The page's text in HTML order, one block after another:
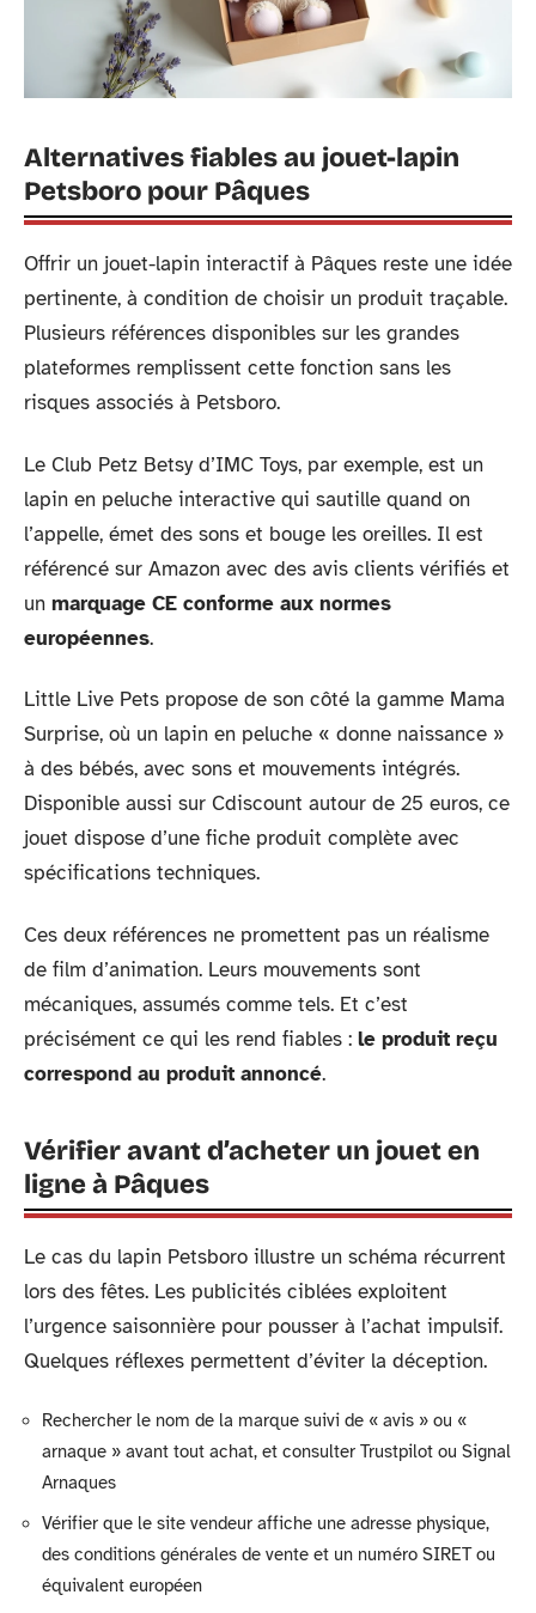
Alternatives fiables au jouet-lapin
Petsboro pour Pâques
Offrir un jouet-lapin interactif à Pâques reste une idée
pertinente, à condition de choisir un produit traçable.
Plusieurs références disponibles sur les grandes
plateformes remplissent cette fonction sans les
risques associés à Petsboro.
Le Club Petz Betsy d’IMC Toys, par exemple, est un
lapin en peluche interactive qui sautille quand on
l’appelle, émet des sons et bouge les oreilles. Il est
référencé sur Amazon avec des avis clients vérifiés et
un marquage CE conforme aux normes
européennes.
Little Live Pets propose de son côté la gamme Mama
Surprise, où un lapin en peluche « donne naissance »
à des bébés, avec sons et mouvements intégrés.
Disponible aussi sur Cdiscount autour de 25 euros, ce
jouet dispose d’une fiche produit complète avec
spécifications techniques.
Ces deux références ne promettent pas un réalisme
de film d’animation. Leurs mouvements sont
mécaniques, assumés comme tels. Et c’est
précisément ce qui les rend fiables : le produit reçu
correspond au produit annoncé.
Vérifier avant d’acheter un jouet en
ligne à Pâques
Le cas du lapin Petsboro illustre un schéma récurrent
lors des fêtes. Les publicités ciblées exploitent
l’urgence saisonnière pour pousser à l’achat impulsif.
Quelques réflexes permettent d’éviter la déception.
Rechercher le nom de la marque suivi de « avis » ou «
arnaque » avant tout achat, et consulter Trustpilot ou Signal
Arnaques
Vérifier que le site vendeur affiche une adresse physique,
des conditions générales de vente et un numéro SIRET ou
équivalent européen